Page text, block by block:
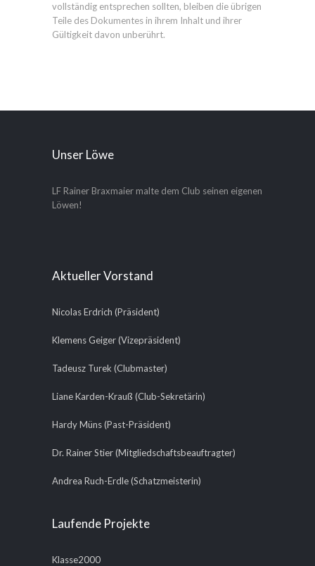
vollständig entsprechen sollten, bleiben die übrigen
Teile des Dokumentes in ihrem Inhalt und ihrer
Gültigkeit davon unberührt.
Unser Löwe
LF Rainer Braxmaier malte dem Club seinen eigenen
Löwen!
Aktueller Vorstand
Nicolas Erdrich (Präsident)
Klemens Geiger (Vizepräsident)
Tadeusz Turek (Clubmaster)
Liane Karden-Krauß (Club-Sekretärin)
Hardy Müns (Past-Präsident)
Dr. Rainer Stier (Mitgliedschaftsbeauftragter)
Andrea Ruch-Erdle (Schatzmeisterin)
Laufende Projekte
Klasse2000